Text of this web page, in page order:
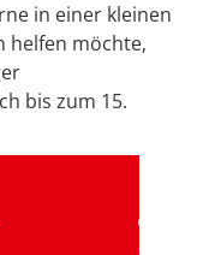
in einer kleinen
helfen möchte,
bis zum 15.